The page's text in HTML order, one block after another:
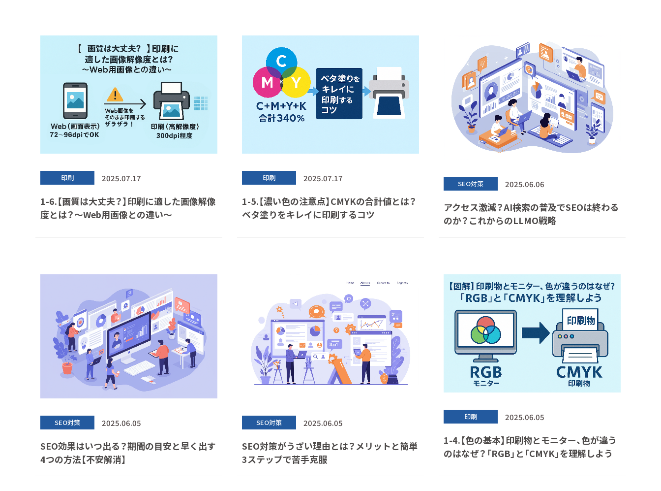
印刷 2025.07.17
1-6.【画質は大丈夫？】印刷に適した画像解像
度とは？～Web用画像との違い～
印刷 2025.07.17
1-5.【濃い色の注意点】CMYKの合計値とは？
ベタ塗りをキレイに印刷するコツ
SEO対策 2025.06.06
アクセス激減？AI検索の普及でSEOは終わる
のか？これからのLLMO戦略
SEO対策 2025.06.05
SEO効果はいつ出る？期間の目安と早く出す
4つの方法【不安解消】
SEO対策 2025.06.05
SEO対策がうざい理由とは？メリットと簡単
3ステップで苦手克服
印刷 2025.06.05
1-4.【色の基本】印刷物とモニター、色が違う
のはなぜ？「RGB」と「CMYK」を理解しよう